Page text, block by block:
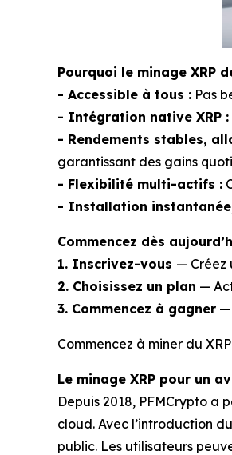
Pourquoi le minage XRP
- Accessible à tous : Pas
- Intégration native XRP :
- Rendements stables,
garantissant des gains
- Flexibilité multi-actifs :
- Installation
Commencez dès
1. Inscrivez-vous — Créez
2. Choisissez un plan —
3. Commencez à gagner —
Commencez à miner du
Le minage XRP pour un
Depuis 2018, PFMCrypto a
cloud. Avec l’introduction
public. Les utilisateurs